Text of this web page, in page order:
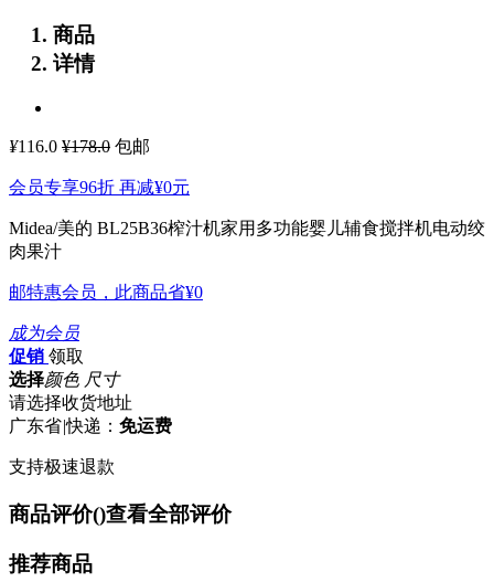
商品
详情
¥116.0 ¥178.0 包邮
会员专享96折 再减¥0元
Midea/美的 BL25B36榨汁机家用多功能婴儿辅食搅拌机电动绞
肉果汁
邮特惠会员，此商品省¥0
成为会员
促销 领取
选择颜色 尺寸
请选择收货地址
广东省|快递： 免运费
支持极速退款
商品评价()查看全部评价
推荐商品